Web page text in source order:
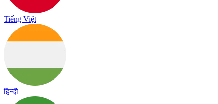
Tiếng Việt
हिन्दी